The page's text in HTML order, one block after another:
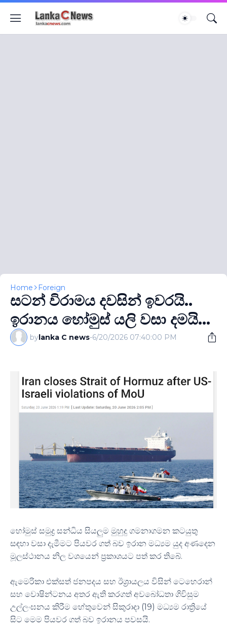
Home Foreign
සටන් විරාමය දවසින් ඉවරයි..
ඉරානය හෝමුස් යලි වසා දමයි...
bylanka C news-6/20/2026 07:40:00 PM
හෝමුස් සමුද්‍ර සන්ධිය සියලුම මුහුදු ගමනාගමන කටයුතු
සඳහා වසා දැමීමට පියවර ගත් බව ඉරාන මධ්‍යම යුද අණදෙන
මූලස්ථානය නිල වශයෙන් ප්‍රකාශයට පත් කර තිබේ.
ඇමෙරිකා එක්සත් ජනපදය සහ ඊශ්‍රායලය විසින් ටෙහෙරාන්
සහ වොෂින්ටනය අතර ඇති කරගත් අවබෝධතා ගිවිසුම
උල්ලංඝනය කිරීම හේතුවෙන් සිකුරාදා (19) මධ්‍යම රාත්‍රියේ
සිට මෙම පියවර ගත් බව ඉරානය පවසයි.